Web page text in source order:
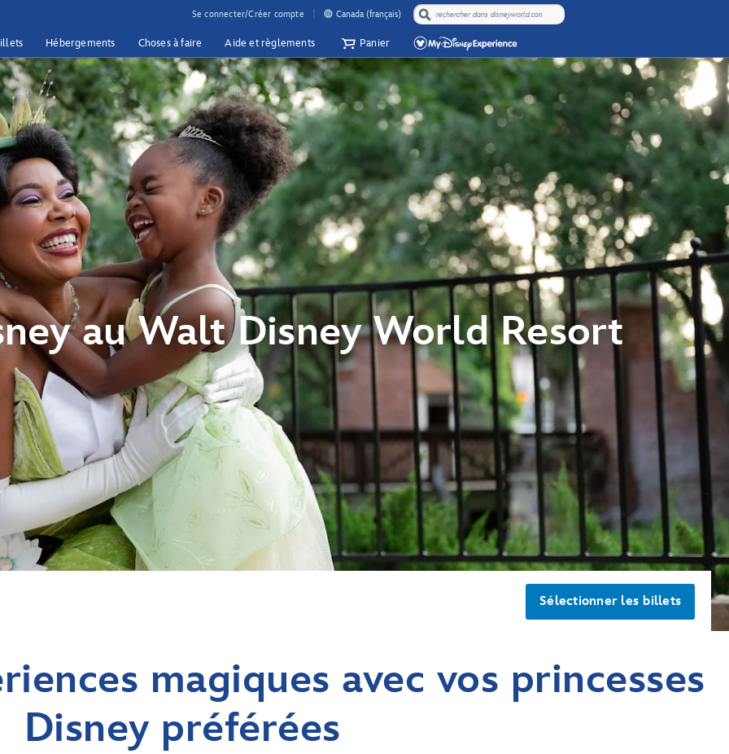
Se connecter/Créer compte Canada (français)
Hébergements Choses à faire Aide et règlements Panier
au Walt Disney World Resort
magiques avec vos princesses
Disney préférées
Sélectionner les billets